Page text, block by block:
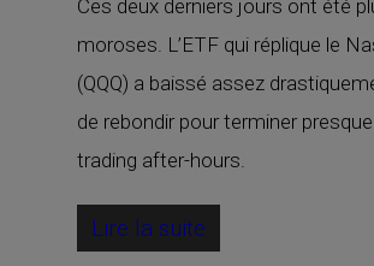
Ces deux derniers jours ont été
moroses. L’ETF qui réplique le
(QQQ) a baissé assez
de rebondir pour terminer
trading after-hours.
Lire la suite